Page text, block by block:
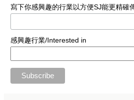
寫下你感興趣的行業以方便SJ能更精確
感興趣行業/Interested in